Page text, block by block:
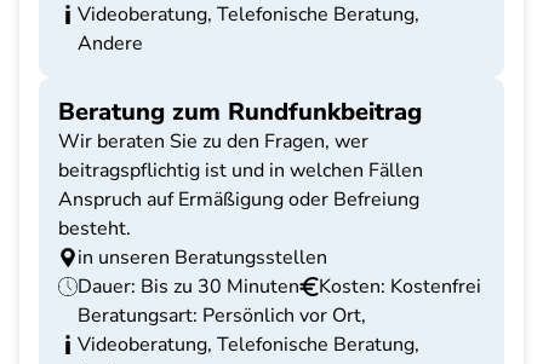
Videoberatung, Telefonische Beratung,
Andere
Beratung zum Rundfunkbeitrag
Wir beraten Sie zu den Fragen, wer
beitragspflichtig ist und in welchen Fällen
Anspruch auf Ermäßigung oder Befreiung
besteht.
in unseren Beratungsstellen
Dauer: Bis zu 30 Minuten
Kosten: Kostenfrei
Beratungsart: Persönlich vor Ort,
Videoberatung, Telefonische Beratung,